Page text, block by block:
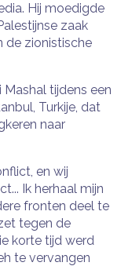
Hij moedigde
zaak
de zionistische
tijdens een
Turkije, dat
naar
en wij
Ik herhaal mijn
fronten deel te
tegen de
korte tijd werd
te vervangen